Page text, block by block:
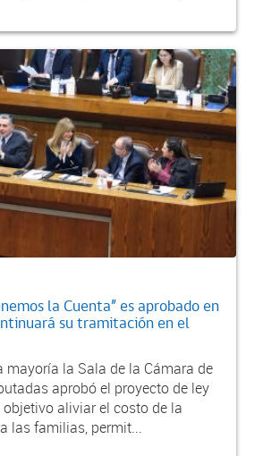
la Cuenta” es aprobado en
su tramitación en el
mayoría la Sala de la Cámara de
aprobó el proyecto de ley
aliviar el costo de la
las familias, permit...